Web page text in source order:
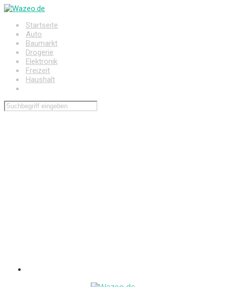
Zum
springenStartseite
Auto
Baumarkt
Drogerie
Elektronik
Freizeit
Haushalt